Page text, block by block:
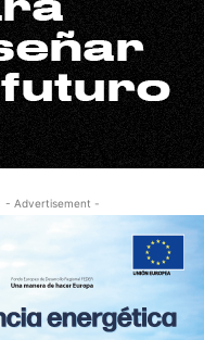
- Advertisement -